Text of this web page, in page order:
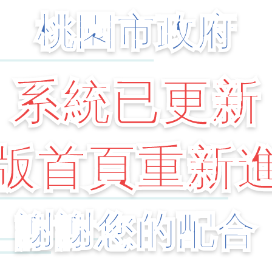
桃園市政府
系統已更新
首頁重新
謝謝您的配合